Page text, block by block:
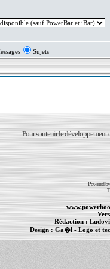
Sujets
Pour soutenir le développement
Powered
Rédaction :
Design : Ga�l- Logo et